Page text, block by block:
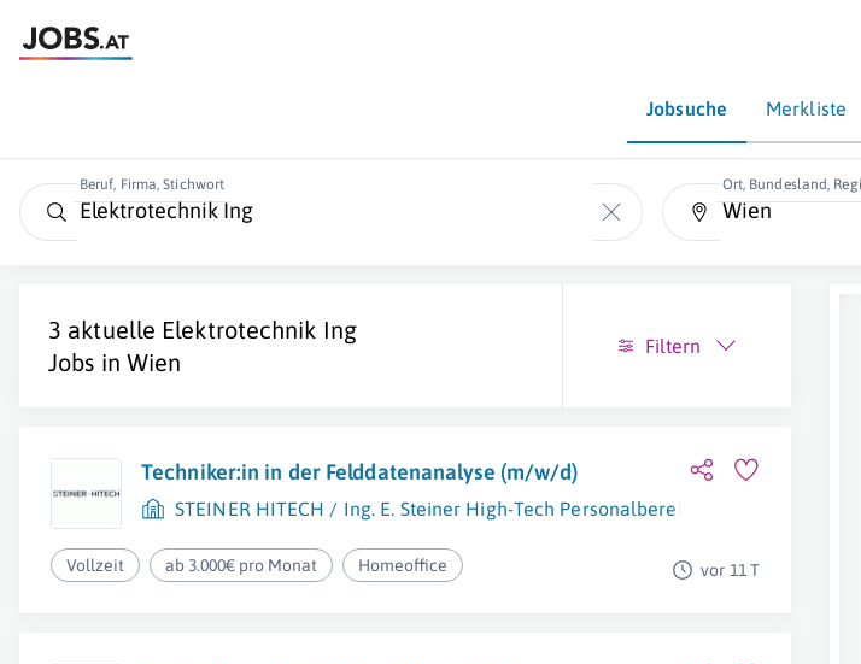
Jobsuche Merkliste
Beruf, Firma, Stichwort Ort, Bundesland,
3 aktuelle Elektrotechnik Ing
Jobs in Wien
Filtern
Techniker:in in der Felddatenanalyse (m/w/d)
STEINER HITECH / Ing. E. Steiner High-Tech Personalbereitstellungs- und
Vollzeit ab 3.000€ pro Monat Homeoffice vor 11 T